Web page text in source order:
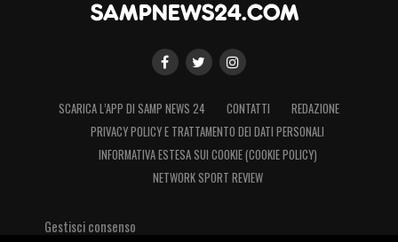
SCARICA L’APP DI SAMP NEWS 24 CONTATTI
REDAZIONE
PRIVACY POLICY E TRATTAMENTO DEI DATI PERSONALI
INFORMATIVA ESTESA SUI COOKIE (COOKIE POLICY)
NETWORK SPORT REVIEW
Gestisci consenso